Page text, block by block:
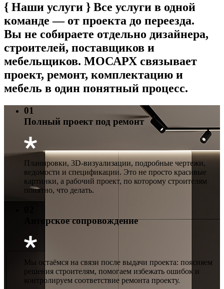
{ Наши услуги } Все услуги в одной
команде — от проекта до переезда.
Вы не собираете отдельно дизайнера,
строителей, поставщиков и
мебельщиков. МОСАРХ связывает
проект, ремонт, комплектацию и
мебель в один понятный процесс.
01
Полный проект под ремонт
Планировки, 3D-визуализации, подробные чертежи,
ведомости и спецификации. Это не просто красивые
картинки, а рабочий проект, по которому строителям
понятно, что делать.
Авторское сопровождение
Мы остаёмся на связи после выдачи проекта: поясняем
решения строителям, помогаем избежать ошибок и
контролируем соответствие ремонта проекту.